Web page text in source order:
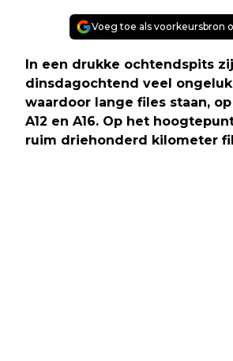
Voeg toe als voorkeursbron
In een drukke ochtendspits
dinsdagochtend veel
waardoor lange files staan,
A12 en A16. Op het
ruim driehonderd kilometer